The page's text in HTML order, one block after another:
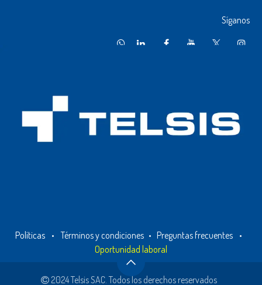
Síganos
Políticas • Términos y condiciones • Preguntas frecuentes •
Oportunidad laboral
2024 Telsis SAC. Todos los derechos reservados